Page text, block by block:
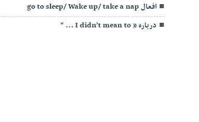
افعال go to sleep/ Wake up/ take a nap
درباره ” I didn’t mean to … “